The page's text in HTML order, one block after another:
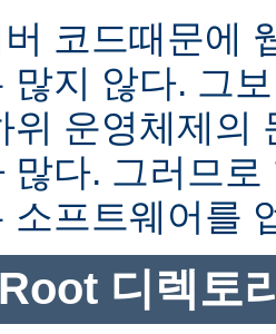
코드때문에
많지 않다. 그
위 운영체제의
많다. 그러므
소프트웨어를
디렉토